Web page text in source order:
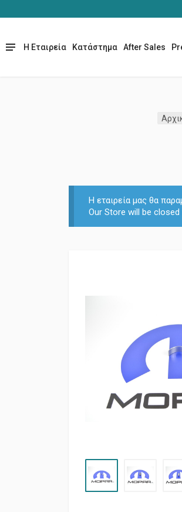
Η Εταιρεία Κατάστημα After Sales
Η εταιρεία μας θα
Our Store will be